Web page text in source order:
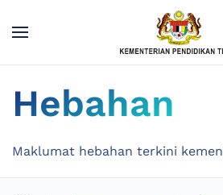
Hebahan
Maklumat hebahan terkini